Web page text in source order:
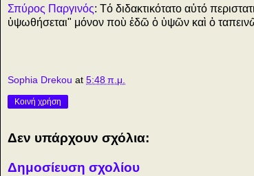
Σπύρος Παργινός: Tό διδακτικότατο αὐτό
ὑψωθήσεται" μόνον ποὺ ἐδῶ ὁ ὑψῶν καὶ ὁ
Sophia Drekou at 5:48 π.μ.
Κοινή χρήση
Δεν υπάρχουν σχόλια:
Δημοσίευση σχολίου